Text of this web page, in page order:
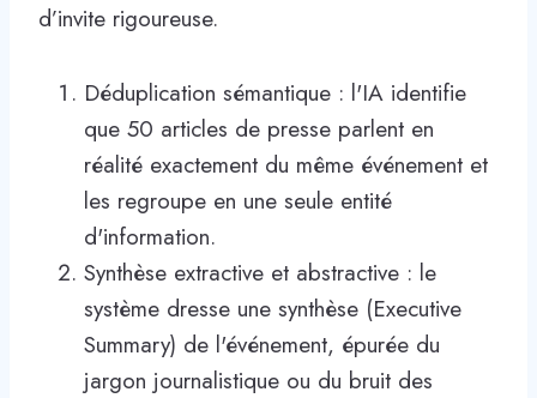
d’invite rigoureuse.
Déduplication sémantique : l'IA identifie
que 50 articles de presse parlent en
réalité exactement du même événement et
les regroupe en une seule entité
d'information.
Synthèse extractive et abstractive : le
système dresse une synthèse (Executive
Summary) de l'événement, épurée du
jargon journalistique ou du bruit des